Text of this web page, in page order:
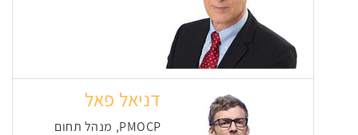
דניאל פאל
PMOCP, מנהל תחום